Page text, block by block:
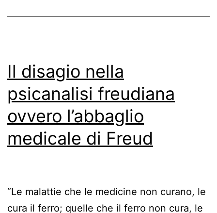
Il disagio nella
psicanalisi freudiana
ovvero l’abbaglio
medicale di Freud
“Le malattie che le medicine non curano, le
cura il ferro; quelle che il ferro non cura, le